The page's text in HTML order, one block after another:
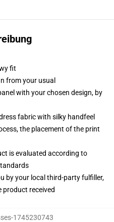
fit
from your usual
with your chosen design, by
fabric with silky handfeel
the placement of the print
is evaluated according to
by your local third-party fulfiller,
product received
1745230743